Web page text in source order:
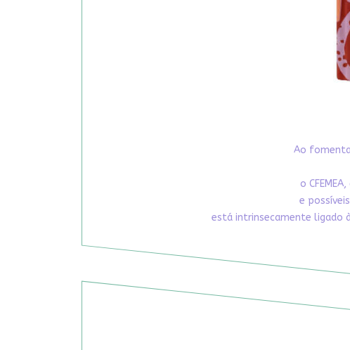
Ao
o
e
está intrinsecamente ligado